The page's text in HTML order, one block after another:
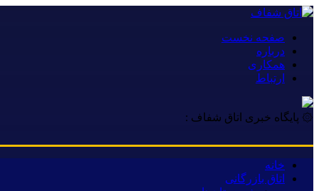
صفحه نخست
درباره
همکاری
ارتباط
۞ پایگاه خبری اتاق شفاف :
خانه
اتاق بازرگانی